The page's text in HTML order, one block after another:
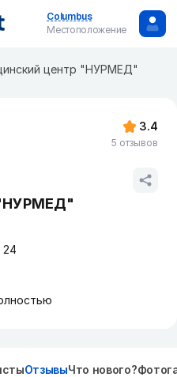
Columbus
Местоположение
центр "НУРМЕД"
24
3.4
5 отзывов
ОтзывыЧто нового?